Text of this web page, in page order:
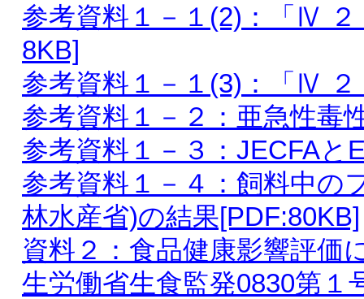
参考資料１－１(2)：「Ⅳ
8KB]
参考資料１－１(3)：「Ⅳ ２
参考資料１－２：亜急性毒
参考資料１－３：JECFAと
参考資料１－４：飼料中の
林水産省)の結果[PDF:80KB]
資料２：食品健康影響評価
生労働省生食監発0830第１